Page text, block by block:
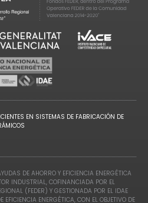
EN SISTEMAS DE FABRICACIÓN DE
DE AHORRO Y EFICIENCIA ENERGÉTICA
INDUSTRIAL, COFINANCIADA POR EL
(FEDER) Y GESTIONADA POR EL IDAE
ENERGÉTICA, CON EL OBJETIVO DE